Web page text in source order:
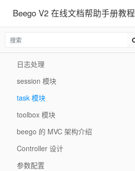
Beego V2 在线文档帮助手册教程
上下文模块
客户端请求
日志处理
session 模块
task 模块
toolbox 模块
beego 的 MVC 架构介绍
Controller 设计
参数配置